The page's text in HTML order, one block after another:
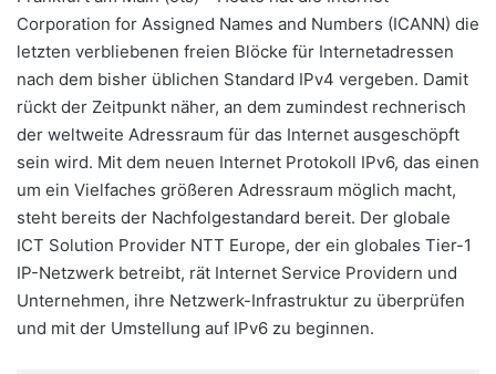
Corporation for Assigned Names and Numbers (ICANN) die
letzten verbliebenen freien Blöcke für Internetadressen
nach dem bisher üblichen Standard IPv4 vergeben. Damit
rückt der Zeitpunkt näher, an dem zumindest rechnerisch
der weltweite Adressraum für das Internet ausgeschöpft
sein wird. Mit dem neuen Internet Protokoll IPv6, das einen
um ein Vielfaches größeren Adressraum möglich macht,
steht bereits der Nachfolgestandard bereit. Der globale
ICT Solution Provider NTT Europe, der ein globales Tier-1
IP-Netzwerk betreibt, rät Internet Service Providern und
Unternehmen, ihre Netzwerk-Infrastruktur zu überprüfen
und mit der Umstellung auf IPv6 zu beginnen.